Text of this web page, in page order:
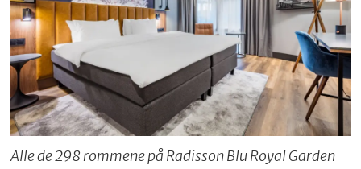
Alle de 298 rommene på Radisson Blu Royal Garden